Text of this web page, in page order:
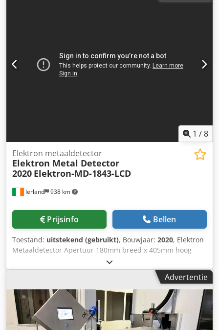
1 /8
Ierland 938 km
Elektron metaaldetector
Elektron Metal Detector
2020 Elektron-MD-1843-LCD
Prijsinfo Bellen
Toestand: uitstekend (gebruikt), Bouwjaar: 2020, Elektron
Metaaldetector Apertuur 180mm breed x 405mm hoog
Bandlengte 1500mm lang Roestvrij staal Twee run-
functieopties - alarm en stop of luchtafwijzing Afvalbak In
Advertentie